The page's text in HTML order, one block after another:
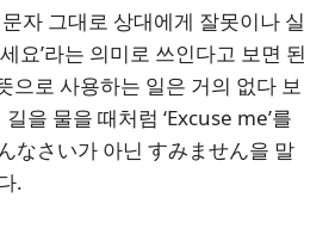
자 그대로 상대에게 잘못이나 실
요’라는 의미로 쓰인다고 보면 된
으로 사용하는 일은 거의 없다 보
을 물을 때처럼 ‘Excuse me’를
なさい가 아닌 すみません을 말
.